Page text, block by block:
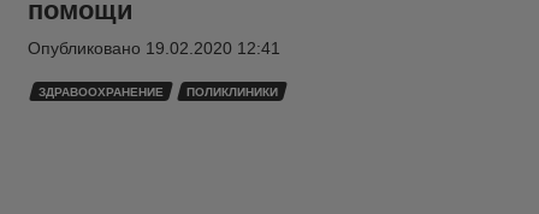
помощи
Опубликовано 19.02.2020 12:41
ЗДРАВООХРАНЕНИЕ ПОЛИКЛИНИКИ